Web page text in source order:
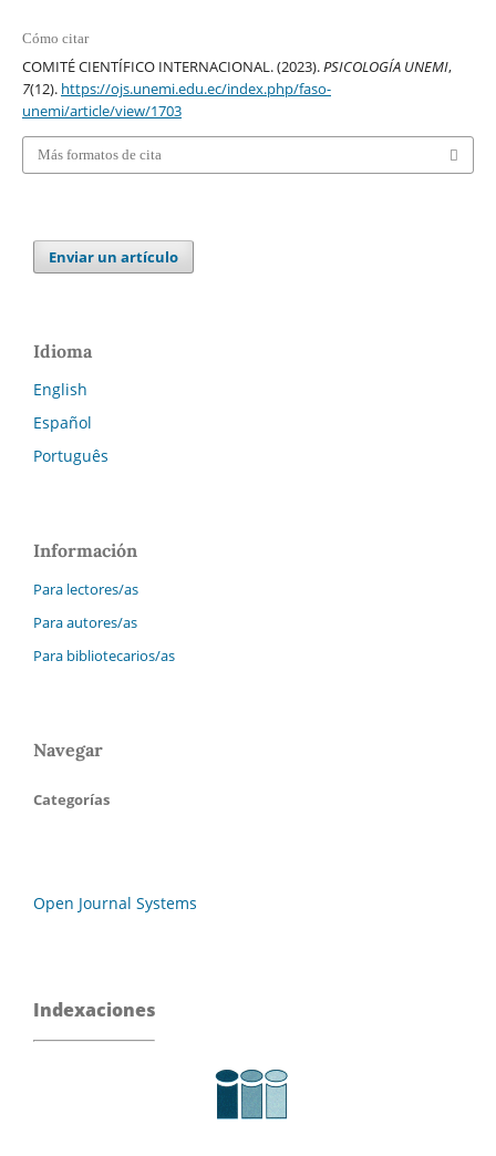
Cómo citar
COMITÉ CIENTÍFICO INTERNACIONAL. (2023).PSICOLOGÍA UNEMI,
7(12). https://ojs.unemi.edu.ec/index.php/faso-
unemi/article/view/1703
Más formatos de cita
Enviar un artículo
Idioma
English
Español
Português
Información
Para lectores/as
Para autores/as
Para bibliotecarios/as
Navegar
Categorías
Open Journal Systems
Indexaciones